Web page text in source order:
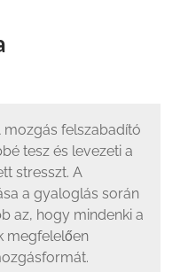
felszabadító
tesz és levezeti a
stresszt. A
a gyaloglás során
az, hogy mindenki a
megfelelően